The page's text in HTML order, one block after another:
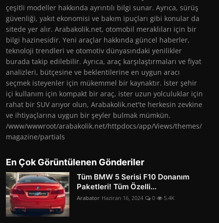
çeşitli modeller hakkında ayrıntılı bilgi sunar. Ayrıca, sürüş
güvenliği, yakıt ekonomisi ve bakım ipuçları gibi konular da
sitede yer alır. Arabakolik.net, otomobil meraklıları için bir
bilgi hazinesidir. Yeni araçlar hakkında güncel haberler,
teknoloji trendleri ve otomotiv dünyasındaki yenilikler
burada takip edilebilir. Ayrıca, araç karşılaştırmaları ve fiyat
analizleri, bütçesine ve beklentilerine en uygun aracı
seçmek isteyenler için mükemmel bir kaynaktır. İster şehir
içi kullanım için kompakt bir araç, ister uzun yolculuklar için
rahat bir SUV arıyor olun, Arabakolik.net'te herkesin zevkine
ve ihtiyaçlarına uygun bir şeyler bulmak mümkün.
/www/wwwroot/arabakolik.net/httpdocs/app/Views/themes/
magazine/partials
En Çok Görüntülenen Gönderiler
Tüm BMW 5 Serisi F10 Donanım
Paketleri! Tüm Özelli...
Arabator Haziran 16, 2024 0 5.4K